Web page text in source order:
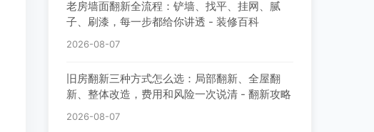
老房墙面翻新全流程：铲墙、找平、挂网、腻
子、刷漆，每一步都给你讲透 - 装修百科
2026-08-07
旧房翻新三种方式怎么选：局部翻新、全屋翻
新、整体改造，费用和风险一次说清 - 翻新攻略
2026-08-07